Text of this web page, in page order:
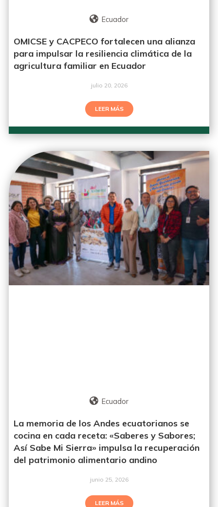
Ecuador
OMICSE y CACPECO fortalecen una alianza
para impulsar la resiliencia climática de la
agricultura familiar en Ecuador
julio 20, 2026
LEER MÁS
Ecuador
La memoria de los Andes ecuatorianos se
cocina en cada receta: «Saberes y Sabores;
Así Sabe Mi Sierra» impulsa la recuperación
del patrimonio alimentario andino
junio 25, 2026
LEER MÁS